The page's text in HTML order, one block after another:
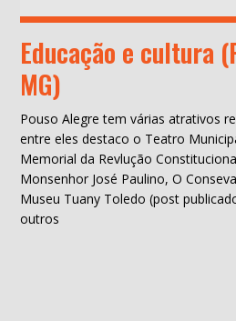
Educação e cultura
MG)
Pouso Alegre tem várias atrativos
entre eles destaco o Teatro
Memorial da Revlução
Monsenhor José Paulino, O
Museu Tuany Toledo (post
outros